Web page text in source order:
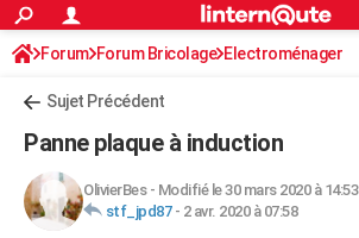
ACTUALITÉS
Politique
Société
Faits Divers
Education
Monde
Villes
+
FINANCE
Retraite
Impôts
Epargne
Immobilier
Risques naturels par ville
Banque
Assurance
Crédit
AUTO
S'inscrire
Connexion
Forum Forum Bricolage Electroménager
Sujet Précédent
Panne plaque à induction
OlivierBes- Modifié le 30 mars 2020 à 14:53
stf_jpd87- 2 avr. 2020 à 07:58